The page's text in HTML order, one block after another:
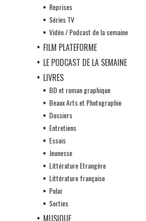
Reprises
Séries TV
Vidéo / Podcast de la semaine
FILM PLATEFORME
LE PODCAST DE LA SEMAINE
LIVRES
BD et roman graphique
Beaux Arts et Photographie
Dossiers
Entretiens
Essais
Jeunesse
Littérature Etrangère
Littérature française
Polar
Sorties
MUSIQUE